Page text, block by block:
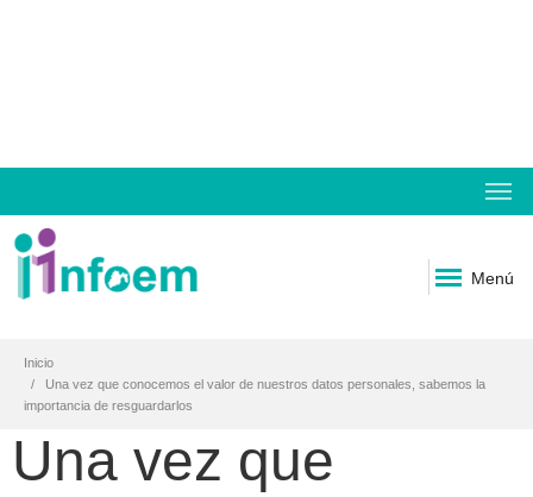
Menú
Inicio
Una vez que conocemos el valor de nuestros datos personales, sabemos la
importancia de resguardarlos
Una vez que